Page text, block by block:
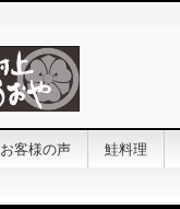
お客様の声 鮭料理